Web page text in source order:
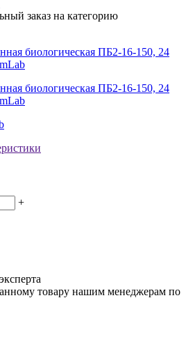
заказ на категорию
+
товару нашим менеджерам по